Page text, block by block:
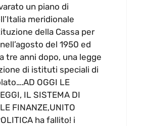
un piano di
meridionale
della Cassa per
del 1950 ed
tre anni dopo, una legge
di istituti speciali di
OGGI LE
IL SISTEMA DI
FINANZE,UNITO
ha fallito! i